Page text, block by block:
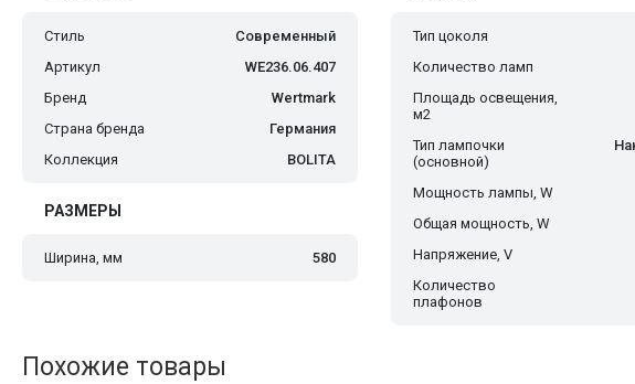
Стиль
Современный
Артикул
WE236.06.407
Бренд
Wertmark
Страна бренда
Германия
Коллекция
BOLITA
РАЗМЕРЫ
Ширина, мм 580
Тип цоколя
Количество ламп
Площадь освещения,
м2
Тип лампочки
(основной)
Мощность лампы, W
Общая мощность, W
Напряжение, V
Количество
плафонов
Похожие товары